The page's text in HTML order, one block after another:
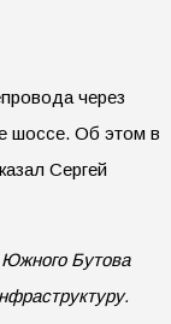
через
шоссе. Об этом в
Сергей
Бутова